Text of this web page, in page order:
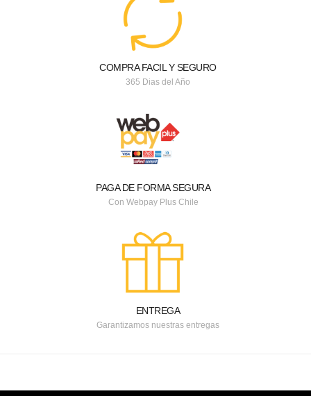
COMPRA FACIL Y SEGURO
365 Dias del Año
PAGA DE FORMA SEGURA
Con Webpay Plus Chile
ENTREGA
Garantizamos nuestras entregas